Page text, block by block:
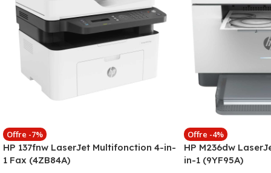
Offre -7%
HP 137fnw LaserJet Multifonction 4-in-
1 Fax (4ZB84A)
Offre -4%
HP M236dw
in-1 (9YF95A)